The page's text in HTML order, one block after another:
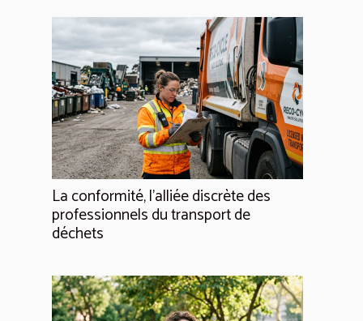
La conformité, l'alliée discrète des
professionnels du transport de
déchets